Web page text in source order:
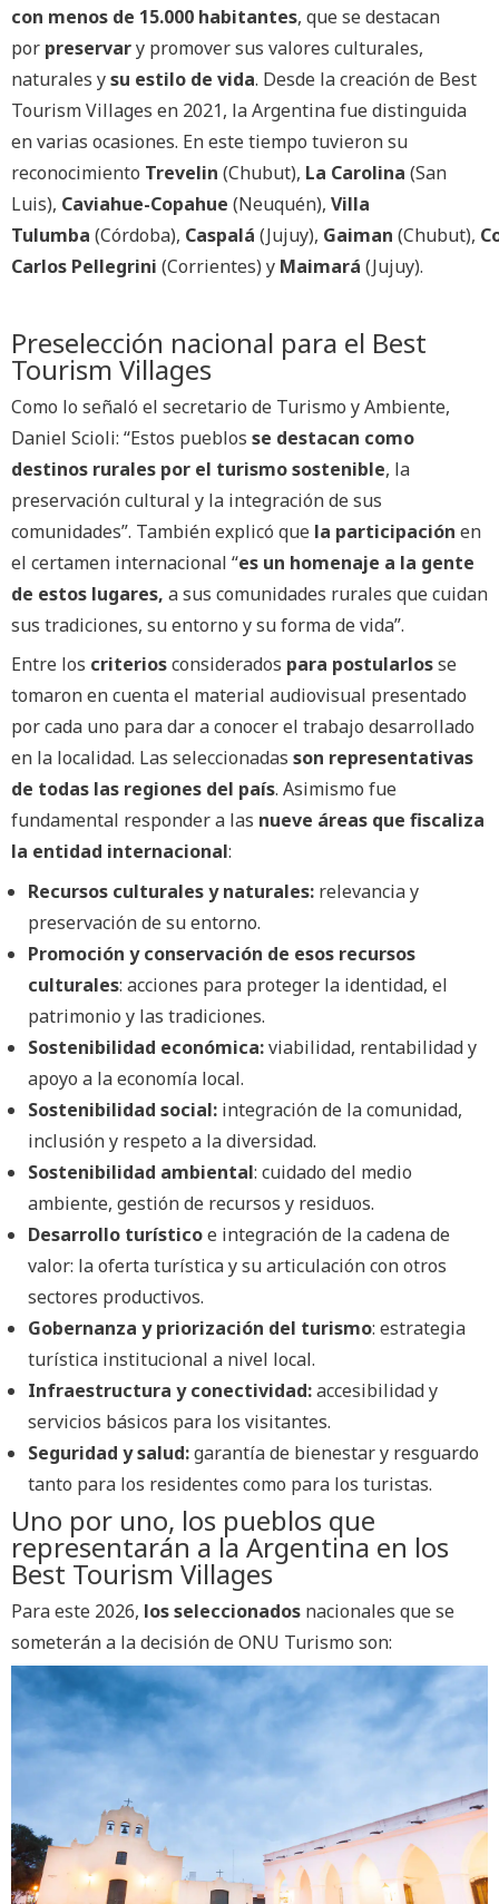
con menos de 15.000 habitantes, que se destacan
por preservary promover sus valores culturales,
naturales ysu estilo de vida. Desde la creación de Best
Tourism Villages en 2021, la Argentina fue distinguida
en varias ocasiones. En este tiempo tuvieron su
reconocimiento Trevelin (Chubut), La Carolina (San
Luis), Caviahue-Copahue (Neuquén), Villa
Tulumba (Córdoba), Caspalá (Jujuy), Gaiman (Chubut),
Carlos Pellegrini (Corrientes) y Maimará (Jujuy).
Preselección nacional para el Best
Tourism Villages
Como lo señaló el secretario de Turismo y Ambiente,
Daniel Scioli: “Estos pueblos se destacan como
destinos rurales por el turismo sostenible, la
preservación cultural y la integración de sus
comunidades”. También explicó que la participación en
el certamen internacional “es un homenaje a la gente
de estos lugares, a sus comunidades rurales que cuidan
sus tradiciones, su entorno y su forma de vida”.
Entre los criteriosconsiderados para postularlosse
tomaron en cuenta el material audiovisual presentado
por cada uno para dar a conocer el trabajo desarrollado
en la localidad. Las seleccionadas son representativas
de todas las regiones del país. Asimismo fue
fundamental responder a las nueve áreas que fiscaliza
la entidad internacional:
Recursos culturales y naturales:relevancia y
preservación de su entorno.
Promoción y conservación de esos recursos
culturales: acciones para proteger la identidad, el
patrimonio y las tradiciones.
Sostenibilidad económica:viabilidad, rentabilidad y
apoyo a la economía local.
Sostenibilidad social:integración de la comunidad,
inclusión y respeto a la diversidad.
Sostenibilidad ambiental: cuidado del medio
ambiente, gestión de recursos y residuos.
Desarrollo turísticoe integración de la cadena de
valor: la oferta turística y su articulación con otros
sectores productivos.
Gobernanza y priorización del turismo: estrategia
turística institucional a nivel local.
Infraestructura y conectividad:accesibilidad y
servicios básicos para los visitantes.
Seguridad y salud:garantía de bienestar y resguardo
tanto para los residentes como para los turistas.
Uno por uno, los pueblos que
representarán a la Argentina en los
Best Tourism Villages
Para este 2026, los seleccionados nacionales que se
someterán a la decisión de ONU Turismo son: